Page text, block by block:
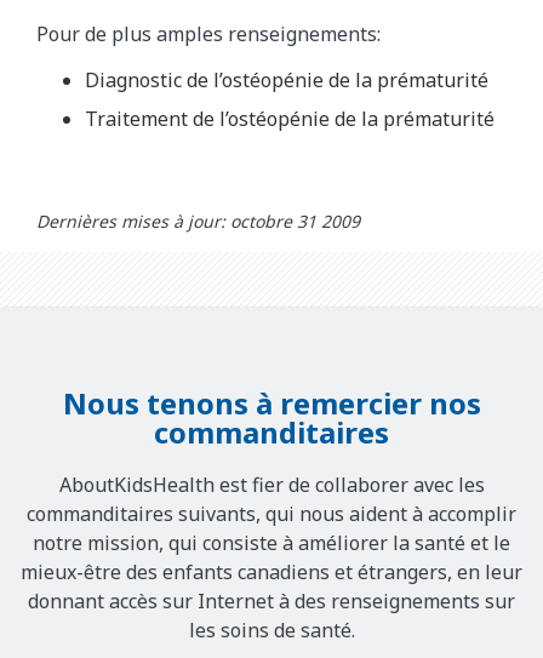
Pour de plus amples renseignements:
Diagnostic de l’ostéopénie de la prématurité
Traitement de l’ostéopénie de la prématurité
Dernières mises à jour: octobre 31 2009
Nous tenons à remercier nos
commanditaires
AboutKidsHealth est fier de collaborer avec les
commanditaires suivants, qui nous aident à accomplir
notre mission, qui consiste à améliorer la santé et le
mieux-être des enfants canadiens et étrangers, en leur
donnant accès sur Internet à des renseignements sur
les soins de santé.